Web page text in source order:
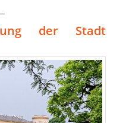
der Stadt